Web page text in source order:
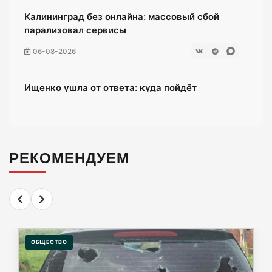
Калининград без онлайна: массовый сбой
парализовал сервисы
06-08-2026
Ищенко ушла от ответа: куда пойдёт
Мэрия Калининграда дала старт продажам
парковочных абонементов
06-08-2026
58 несовершеннолетних в Калининграде
попались полиции во врем ночной прогулки
06-08-2026
РЕКОМЕНДУЕМ
ОБЩЕСТВО